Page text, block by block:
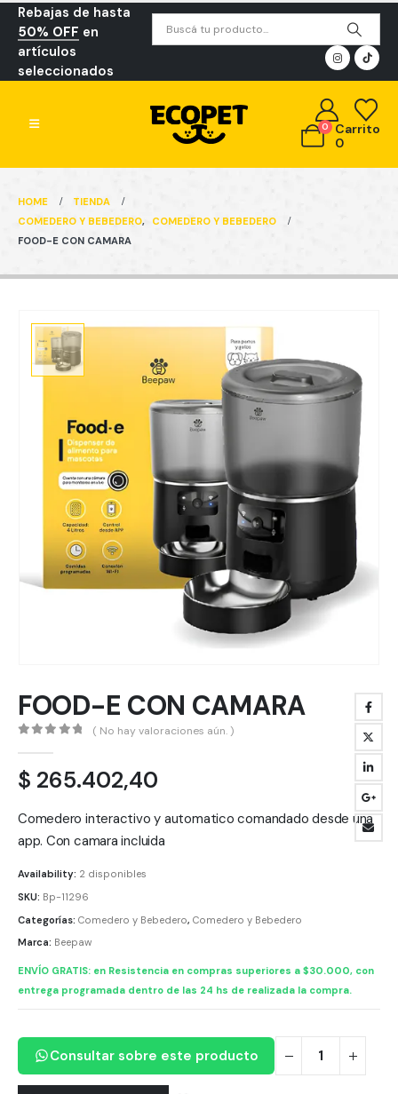
Rebajas de hasta
50% OFF en
artículos
seleccionados
0
Carrito
0
HOME
TIENDA
COMEDERO Y BEBEDERO,
COMEDERO Y BEBEDERO
FOOD-E CON CAMARA
FOOD-E CON CAMARA
( No hay valoraciones aún. )
$ 265.402,40
Comedero interactivo y automatico comandado desde una
app. Con camara incluida
Availability: 2 disponibles
SKU: Bp-11296
Categorías: Comedero y Bebedero, Comedero y Bebedero
Marca: Beepaw
ENVÍO GRATIS: en Resistencia en compras superiores a $30.000, con
entrega programada dentro de las 24 hs de realizada la compra.
Consultar sobre este producto